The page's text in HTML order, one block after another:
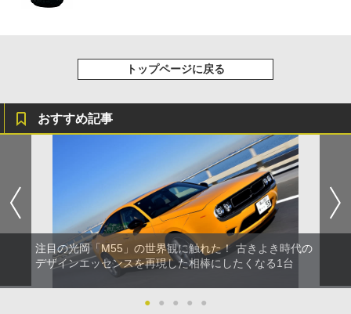
トップページに戻る
おすすめ記事
注目の光岡「M55」の世界観に触れた！ 古きよき時代の
デザインエッセンスを再現した相棒にしたくなる1台
● ● ● ● ●